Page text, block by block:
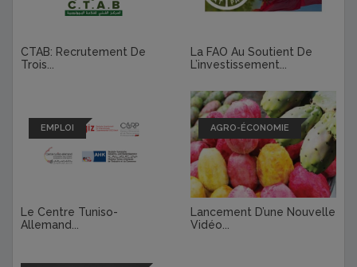
CTAB: Recrutement De
Trois...
La FAO Au Soutient De
L’investissement...
EMPLOI
Le Centre Tuniso-
Allemand...
AGRO-ÉCONOMIE
Lancement D’une Nouvelle
Vidéo...